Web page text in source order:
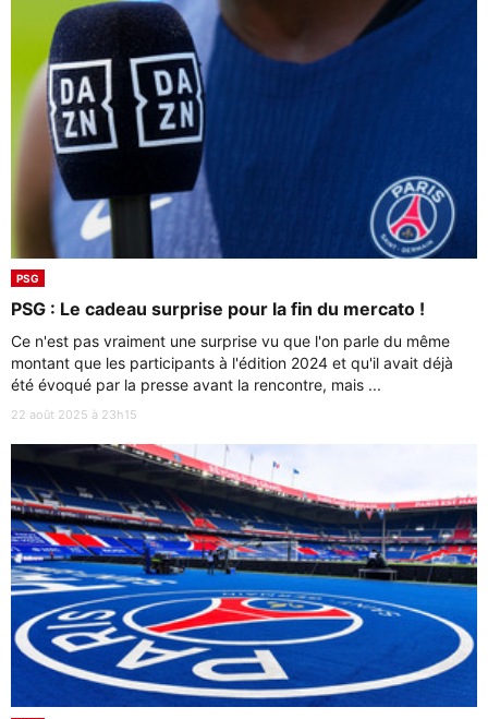
PSG
PSG : Le cadeau surprise pour la fin du mercato !
Ce n'est pas vraiment une surprise vu que l'on parle du même
montant que les participants à l'édition 2024 et qu'il avait déjà
été évoqué par la presse avant la rencontre, mais ...
22 août 2025 à 23h15